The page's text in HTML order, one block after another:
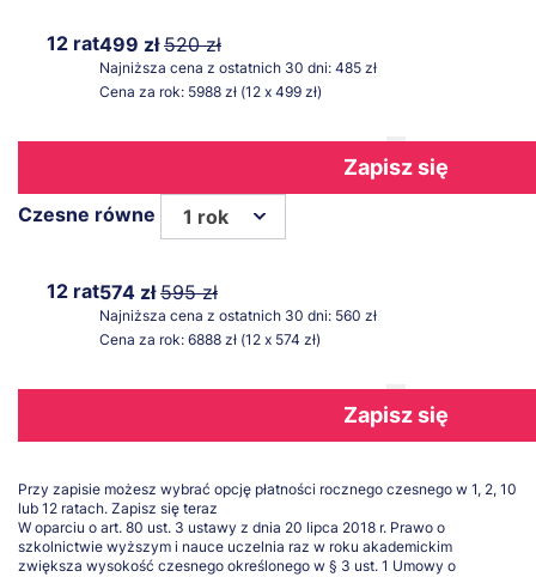
12 rat499 zł520 zł
Najniższa cena z ostatnich 30 dni: 485 zł
Cena za rok: 5988 zł (12 x 499 zł)
Zapisz się
Czesne równe 1 rok
12 rat574 zł595 zł
Najniższa cena z ostatnich 30 dni: 560 zł
Cena za rok: 6888 zł (12 x 574 zł)
Zapisz się
Przy zapisie możesz wybrać opcję płatności rocznego czesnego w 1, 2, 10
lub 12 ratach. Zapisz się teraz
W oparciu o art. 80 ust. 3 ustawy z dnia 20 lipca 2018 r. Prawo o
szkolnictwie wyższym i nauce uczelnia raz w roku akademickim
zwiększa wysokość czesnego określonego w § 3 ust. 1 Umowy o